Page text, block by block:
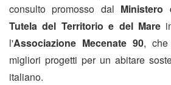
consulto promosso dal Ministero
Tutela del Territorio e del Mare
l'Associazione Mecenate 90, che
migliori progetti per un abitare
italiano.